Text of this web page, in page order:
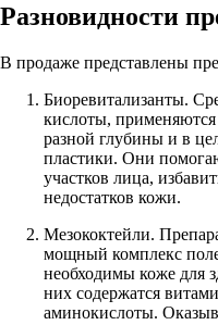
Разновидности
В продаже представлены
Биоревитализанты.
кислоты,
разной глубины и в
пластики. Они
участков лица,
недостатков кожи.
Мезококтейли.
мощный комплекс
необходимы коже для
них содержатся
аминокислоты.